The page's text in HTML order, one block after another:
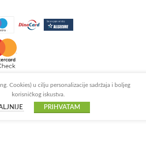
Cookies) u cilju personalizacije sadržaja i boljeg
korisničkog iskustva.
PRIHVATAM